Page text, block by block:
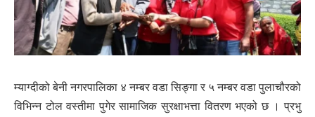
म्याग्दीको बेनी नगरपालिका ४ नम्बर वडा सिङ्गा र ५ नम्बर वडा पुलाचौरको
विभिन्न टोल वस्तीमा पुगेर सामाजिक सुरक्षाभत्ता वितरण भएको छ । प्रभु